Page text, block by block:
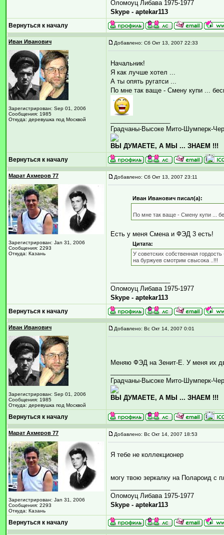
Оломоуц Либава 1975-1977
Skype - aptekar113
Вернуться к началу
Иван Иванович
Зарегистрирован: Sep 01, 2006
Сообщения: 1985
Откуда: деревушка под Москвой
Добавлено: Сб Окт 13, 2007 22:33
Начальник!
Я как лучше хотел ...
А ты опять ругатси ...
По мне так ваще - Смену купи ...
Градчаны-Высоке Мито-Шумперк-
ВЫ ДУМАЕТЕ, А МЫ ... ЗНАЕМ !!!
Вернуться к началу
Марат Ахмеров 77
Зарегистрирован: Jan 31, 2006
Сообщения: 2293
Откуда: Казань
Добавлено: Сб Окт 13, 2007 23:11
Иван Иванович писал(а):
По мне так ваще - Смену купи ...
Есть у меня Смена и ФЭД 3 есть!
Цитата:
У советских собственная гордость
на буржуев смотрим свысока ..!!!
Оломоуц Либава 1975-1977
Skype - aptekar113
Вернуться к началу
Иван Иванович
Зарегистрирован: Sep 01, 2006
Сообщения: 1985
Откуда: деревушка под Москвой
Добавлено: Вс Окт 14, 2007 0:01
Меняю ФЭД на Зенит-Е. У меня их
Градчаны-Высоке Мито-Шумперк-
ВЫ ДУМАЕТЕ, А МЫ ... ЗНАЕМ !!!
Вернуться к началу
Марат Ахмеров 77
Зарегистрирован: Jan 31, 2006
Сообщения: 2293
Откуда: Казань
Добавлено: Вс Окт 14, 2007 18:53
Я тебе не коллекционер
могу твою зеркалку на Полароид с
Оломоуц Либава 1975-1977
Skype - aptekar113
Вернуться к началу